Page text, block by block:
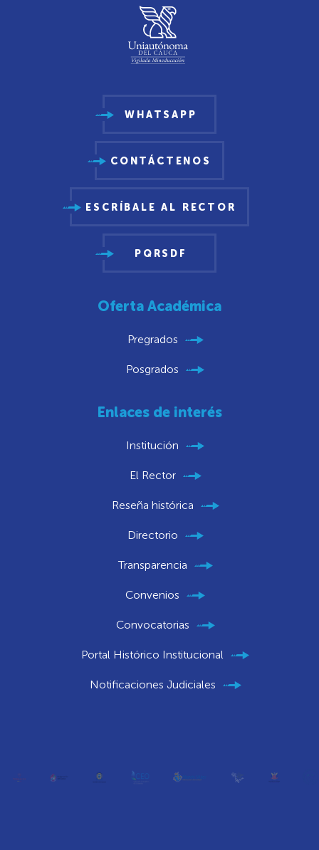
WHATSAPP
CONTÁCTENOS
ESCRÍBALE AL RECTOR
PQRSDF
Oferta Académica
Pregrados
Posgrados
Enlaces de interés
Institución
El Rector
Reseña histórica
Directorio
Transparencia
Convenios
Convocatorias
Portal Histórico Institucional
Notificaciones Judiciales